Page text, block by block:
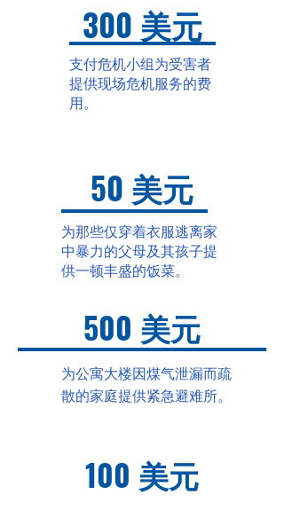
300 美元
支付危机小组为受害者
提供现场危机服务的费
用。
50 美元
为那些仅穿着衣服逃离家
中暴力的父母及其孩子提
供一顿丰盛的饭菜。
500 美元
为公寓大楼因煤气泄漏而疏
散的家庭提供紧急避难所。
100 美元